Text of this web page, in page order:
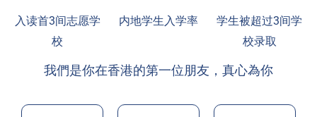
入读首3间志愿学
校
内地学生入学率
学生被超过3间学
校录取
我們是你在香港的第一位朋友，真心為你